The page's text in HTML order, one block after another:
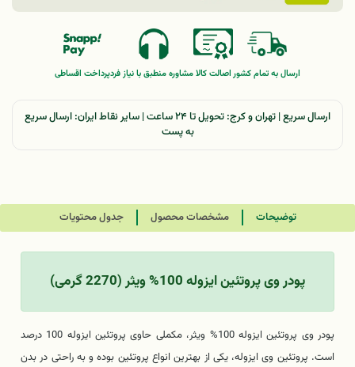
ارسال به تمام کشوراصالت کالامشاوره منطبق با نیاز فردپرداخت اقساطی
ارسال سریع | تهران و کرج: تحویل تا ۲۴ ساعت | سایر نقاط ایران: ارسال سریع
به پست
توضیحات مشخصات محصول جدول محتویات
پودر وی پروتئین ایزوله 100% ویثر (2270 گرمی)
پودر وی پروتئین ایزوله 100% ویثر، مکملی حاوی پروتئین ایزوله 100 درصد
است. پروتئین وی ایزوله، یکی از بهترین انواع پروتئین بوده و به راحتی در بدن